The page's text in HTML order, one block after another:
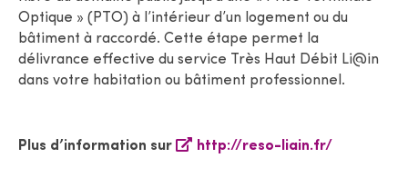
Optique » (PTO) à l’intérieur d’un logement ou du
bâtiment à raccordé. Cette étape permet la
délivrance effective du service Très Haut Débit Li@in
dans votre habitation ou bâtiment professionnel.
Plus d’information sur http://reso-liain.fr/